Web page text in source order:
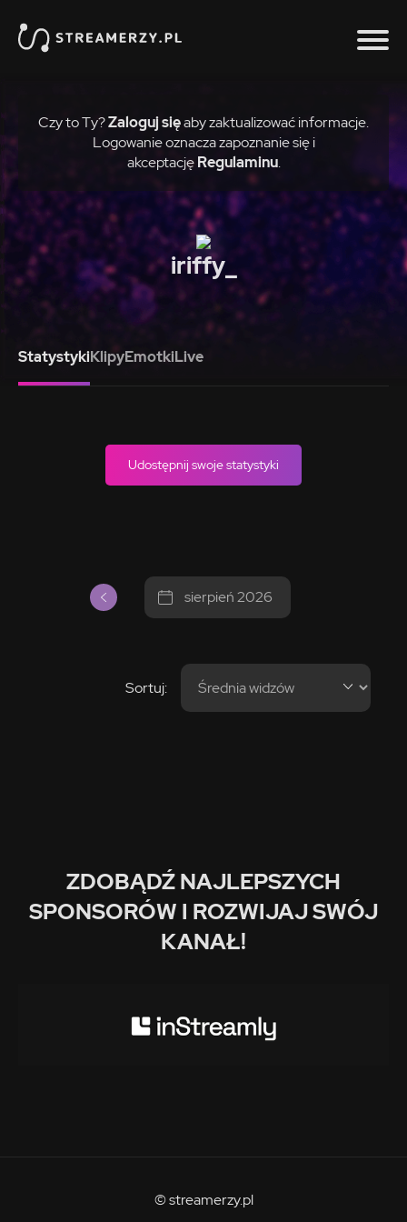
Czy to Ty?Zaloguj sięaby zaktualizować informacje.
Logowanie oznacza zapoznanie się i
akceptację Regulaminu.
iriffy_
StatystykiKlipyEmotkiLive
Udostępnij swoje statystyki
sierpień 2026
Sortuj:
ZDOBĄDŹ NAJLEPSZYCH
SPONSORÓW I ROZWIJAJ SWÓJ
KANAŁ!
© streamerzy.pl